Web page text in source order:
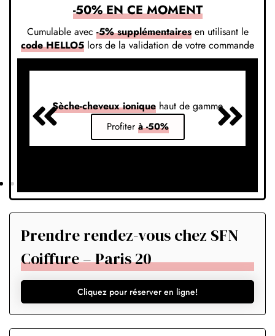
-50% EN CE MOMENT
Cumulable avec -5% supplémentairesen utilisant le
code HELLO5 lors de la validation de votre commande
Sèche-cheveux ionique haut de gamme
Profiter à -50%
Prendre rendez-vous chez SFN
Coiffure – Paris 20
Cliquez pour réserver en ligne!